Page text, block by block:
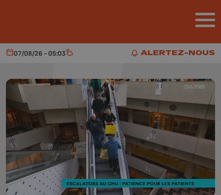
ALERTEZ-NOUS
ALERTEZ-NOUS
Aujourd'hui
07/08/26 - 05:03 Météo